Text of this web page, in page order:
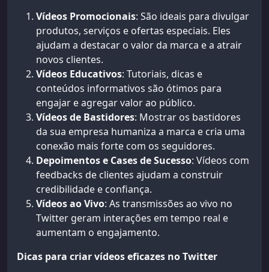
Vídeos Promocionais: São ideais para divulgar
produtos, serviços e ofertas especiais. Eles
ajudam a destacar o valor da marca e a atrair
novos clientes.
Vídeos Educativos: Tutoriais, dicas e
conteúdos informativos são ótimos para
engajar e agregar valor ao público.
Vídeos de Bastidores: Mostrar os bastidores
da sua empresa humaniza a marca e cria uma
conexão mais forte com os seguidores.
Depoimentos e Cases de Sucesso: Vídeos com
feedbacks de clientes ajudam a construir
credibilidade e confiança.
Vídeos ao Vivo: As transmissões ao vivo no
Twitter geram interações em tempo real e
aumentam o engajamento.
Dicas para criar vídeos eficazes no Twitter